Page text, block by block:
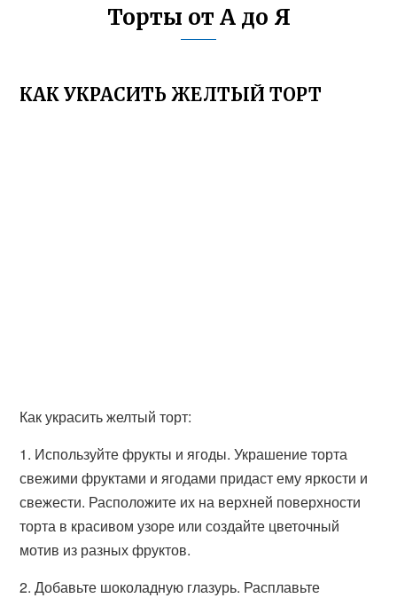
Торты от А до Я
КАК УКРАСИТЬ ЖЕЛТЫЙ ТОРТ
Как украсить желтый торт:
1. Используйте фрукты и ягоды. Украшение торта
свежими фруктами и ягодами придаст ему яркости и
свежести. Расположите их на верхней поверхности
торта в красивом узоре или создайте цветочный
мотив из разных фруктов.
2. Добавьте шоколадную глазурь. Расплавьте